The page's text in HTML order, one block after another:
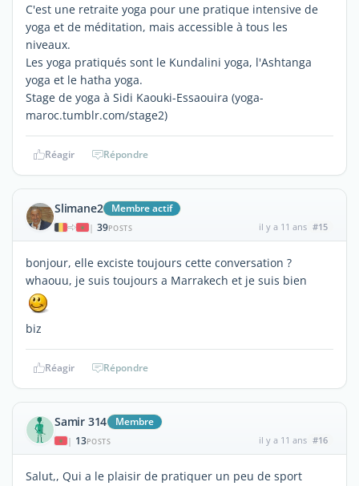
C'est une retraite yoga pour une pratique intensive de
yoga et de méditation, mais accessible à tous les
niveaux.
Les yoga pratiqués sont le Kundalini yoga, l'Ashtanga
yoga et le hatha yoga.
Stage de yoga à Sidi Kaouki-Essaouira (yoga-
maroc.tumblr.com/stage2)
Réagir Répondre
Slimane2 Membre actif
| 39POSTS il y a 11 ans #15
bonjour, elle exciste toujours cette conversation ?
whaouu, je suis toujours a Marrakech et je suis bien
biz
Réagir Répondre
Samir 314 Membre
| 13POSTS il y a 11 ans #16
Salut,, Qui a le plaisir de pratiquer un peu de sport